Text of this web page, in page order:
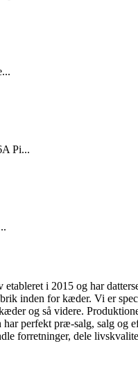
Pi...
i 2015 og har
inden for kæder. Vi er
og så videre.
perfekt præ-salg, salg
forretninger, dele